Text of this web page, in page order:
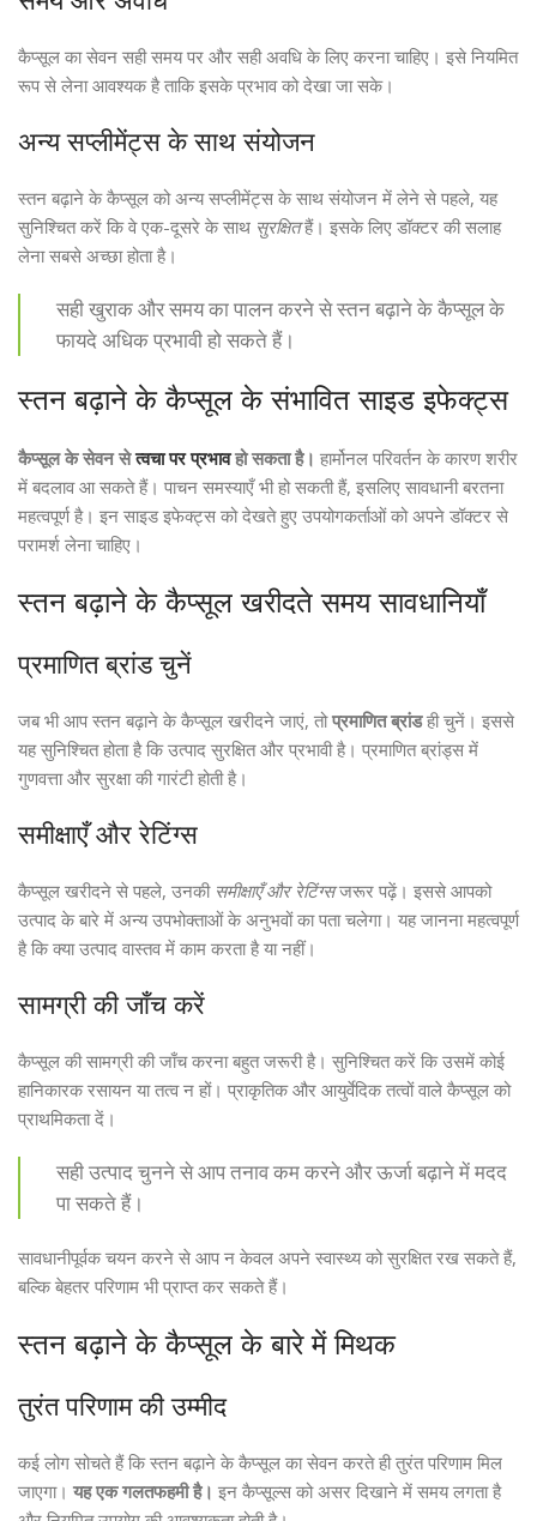
कैप्सूल का सेवन सही समय पर और सही अवधि के लिए करना चाहिए। इसे नियमित
रूप से लेना आवश्यक है ताकि इसके प्रभाव को देखा जा सके।
अन्य सप्लीमेंट्स के साथ संयोजन
स्तन बढ़ाने के कैप्सूल को अन्य सप्लीमेंट्स के साथ संयोजन में लेने से पहले, यह
सुनिश्चित करें कि वे एक-दूसरे के साथ सुरक्षितहैं। इसके लिए डॉक्टर की सलाह
लेना सबसे अच्छा होता है।
सही खुराक और समय का पालन करने से स्तन बढ़ाने के कैप्सूल के
फायदे अधिक प्रभावी हो सकते हैं।
स्तन बढ़ाने के कैप्सूल के संभावित साइड इफेक्ट्स
कैप्सूल के सेवन सेत्वचा पर प्रभावहो सकता है। हार्मोनल परिवर्तन के कारण शरीर
में बदलाव आ सकते हैं। पाचन समस्याएँ भी हो सकती हैं, इसलिए सावधानी बरतना
महत्वपूर्ण है। इन साइड इफेक्ट्स को देखते हुए उपयोगकर्ताओं को अपने डॉक्टर से
परामर्श लेना चाहिए।
स्तन बढ़ाने के कैप्सूल खरीदते समय सावधानियाँ
प्रमाणित ब्रांड चुनें
जब भी आप स्तन बढ़ाने के कैप्सूल खरीदने जाएं, तोप्रमाणित ब्रांडही चुनें। इससे
यह सुनिश्चित होता है कि उत्पाद सुरक्षित और प्रभावी है। प्रमाणित ब्रांड्स में
गुणवत्ता और सुरक्षा की गारंटी होती है।
समीक्षाएँ और रेटिंग्स
कैप्सूल खरीदने से पहले, उनकी समीक्षाएँ और रेटिंग्सजरूर पढ़ें। इससे आपको
उत्पाद के बारे में अन्य उपभोक्ताओं के अनुभवों का पता चलेगा। यह जानना महत्वपूर्ण
है कि क्या उत्पाद वास्तव में काम करता है या नहीं।
सामग्री की जाँच करें
कैप्सूल की सामग्री की जाँच करना बहुत जरूरी है। सुनिश्चित करें कि उसमें कोई
हानिकारक रसायन या तत्व न हों। प्राकृतिक और आयुर्वेदिक तत्वों वाले कैप्सूल को
प्राथमिकता दें।
सही उत्पाद चुनने से आप तनाव कम करने और ऊर्जा बढ़ाने में मदद
पा सकते हैं।
सावधानीपूर्वक चयन करने से आप न केवल अपने स्वास्थ्य को सुरक्षित रख सकते हैं,
बल्कि बेहतर परिणाम भी प्राप्त कर सकते हैं।
स्तन बढ़ाने के कैप्सूल के बारे में मिथक
तुरंत परिणाम की उम्मीद
कई लोग सोचते हैं कि स्तन बढ़ाने के कैप्सूल का सेवन करते ही तुरंत परिणाम मिल
जाएगा। यह एक गलतफहमी है। इन कैप्सूल्स को असर दिखाने में समय लगता है